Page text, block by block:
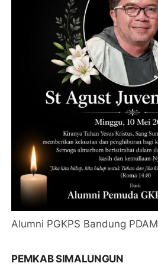
Alumni PGKPS Bandung PDAM
PEMKAB SIMALUNGUN